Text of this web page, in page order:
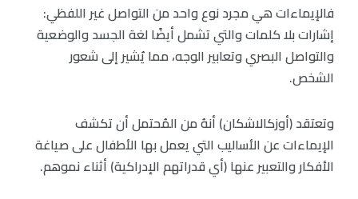
فالإيماءات هي مجرد نوع واحد من التواصل غير اللفظي:
إشارات بلا كلمات والتي تشمل أيضًا لغة الجسد والوضعية
والتواصل البصري وتعابير الوجه، مما يُشير إلى شعور
الشخص.
وتعتقد (أوزكالاشكان) أنهُ من المُحتمل أن تكشف
الإيماءات عن الأساليب التي يعمل بها الأطفال على صياغة
الأفكار والتعبير عنها (أي قدراتهم الإدراكية) أثناء نموهم.